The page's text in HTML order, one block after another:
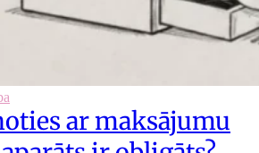
ar maksājumu